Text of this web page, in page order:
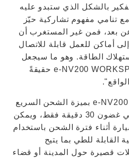
بالشكل الذي ستبدو عليه
تنامي مفهوم تشاركية حيّز
بعد، فمن غير المستغرب أن
أماكن للعمل قابلة للاتصال
الطاقة. وهو ما سيجعل
من مشروع سيارة e-NV200 WORKSPACe حقيقةً
وتحظى e-NV200 WORKSPACe بميزة الشحن السريع
من الصفر وحتى 80% في غضون 30 دقيقة فقط، ويمكن
أثناء فترة الشحن باستخدام
القابلة للطي بما يتيح
قصيرة حول المدينة أو قضاء